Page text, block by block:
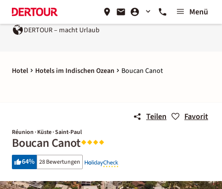
Menü
DERTOUR – macht Urlaub
Hotel Hotels im Indischen Ozean Boucan Canot
Teilen Favorit
Réunion · Küste · Saint-Paul
Boucan Canot
64% 28 Bewertungen